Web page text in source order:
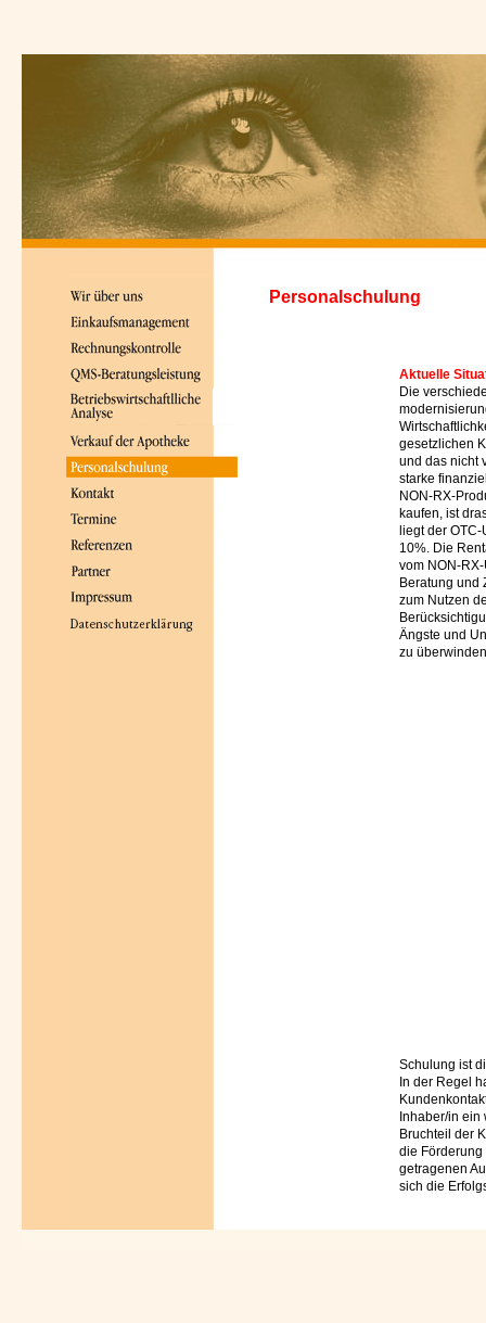
Personalschulung
Aktuelle
Die
gesetzlichen
und das nicht
starke
NON-RX-
kaufen, ist
liegt der
10%. Die
vom NON-
Beratung und
zum Nutzen
Ängste und
zu
Schulung ist
In der Regel
Inhaber/in ein
Bruchteil der
die
getragenen
sich die